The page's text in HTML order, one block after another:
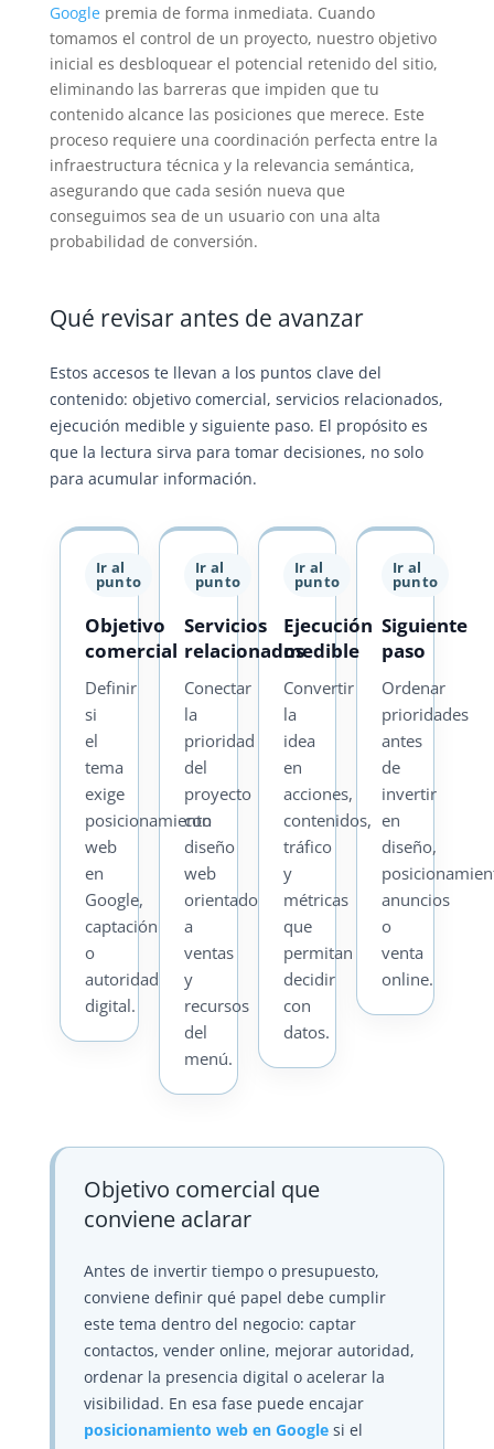
Googlepremia de forma inmediata. Cuando
tomamos el control de un proyecto, nuestro objetivo
inicial es desbloquear el potencial retenido del sitio,
eliminando las barreras que impiden que tu
contenido alcance las posiciones que merece. Este
proceso requiere una coordinación perfecta entre la
infraestructura técnica y la relevancia semántica,
asegurando que cada sesión nueva que
conseguimos sea de un usuario con una alta
probabilidad de conversión.
Qué revisar antes de avanzar
Estos accesos te llevan a los puntos clave del
contenido: objetivo comercial, servicios relacionados,
ejecución medible y siguiente paso. El propósito es
que la lectura sirva para tomar decisiones, no solo
para acumular información.
Ir al
punto
Objetivo
comercial
Definir
si
el
tema
exige
posicionamiento
web
en
Google,
captación
o
autoridad
digital.
Ir al
punto
Servicios
relacionados
Conectar
la
prioridad
del
proyecto
con
diseño
web
orientado
a
ventas
y
recursos
del
menú.
Ir al
punto
Ejecución
medible
Convertir
la
idea
en
acciones,
contenidos,
tráfico
y
métricas
que
permitan
decidir
con
datos.
Ir al
punto
Siguiente
paso
Ordenar
prioridades
antes
de
invertir
en
diseño,
anuncios
o
venta
online.
Objetivo comercial que
conviene aclarar
Antes de invertir tiempo o presupuesto,
conviene definir qué papel debe cumplir
este tema dentro del negocio: captar
contactos, vender online, mejorar autoridad,
ordenar la presencia digital o acelerar la
visibilidad. En esa fase puede encajar
posicionamiento web en Googlesi el